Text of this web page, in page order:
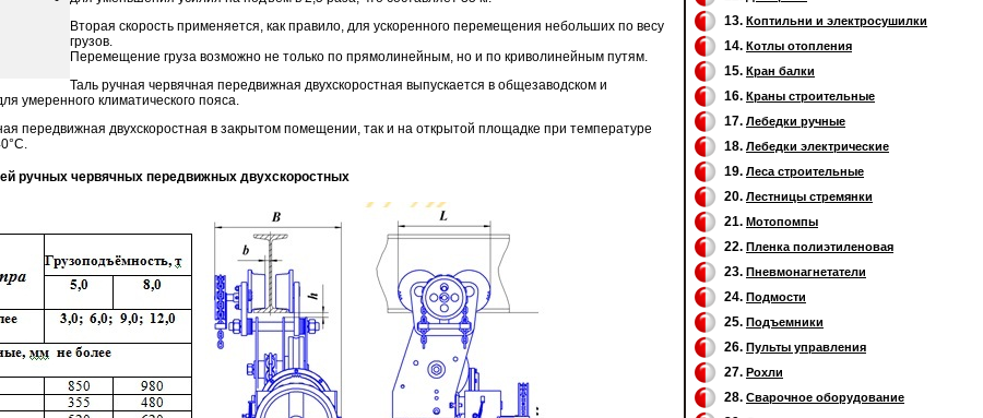
Вторая скорость применяется, как правило, для ускоренного перемещения небольших по весу
грузов.
Перемещение груза возможно не только по прямолинейным, но и по криволинейным путям.
Таль ручная червячная передвижная двухскоростная выпускается в общезаводском и
умеренного климатического пояса.
передвижная двухскоростная в закрытом помещении, так и на открытой площадке при температуре
ручных червячных передвижных двухскоростных
13. Коптильни и электросушилки
14. Котлы отопления
15. Кран балки
16. Краны строительные
17. Лебедки ручные
18. Лебедки электрические
19. Леса строительные
20. Лестницы стремянки
21. Мотопомпы
22. Пленка полиэтиленовая
23. Пневмонагнетатели
24. Подмости
25. Подъемники
26. Пульты управления
27. Рохли
28. Сварочное оборудование